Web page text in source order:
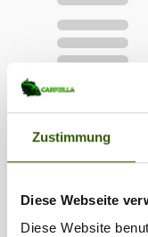
Zustimmung
Diese Webseite
Diese Website